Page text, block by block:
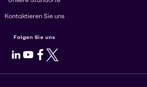
Kontaktieren Sie uns
Folgen Sie uns
LinkedIn
Youtube
Facebook
X